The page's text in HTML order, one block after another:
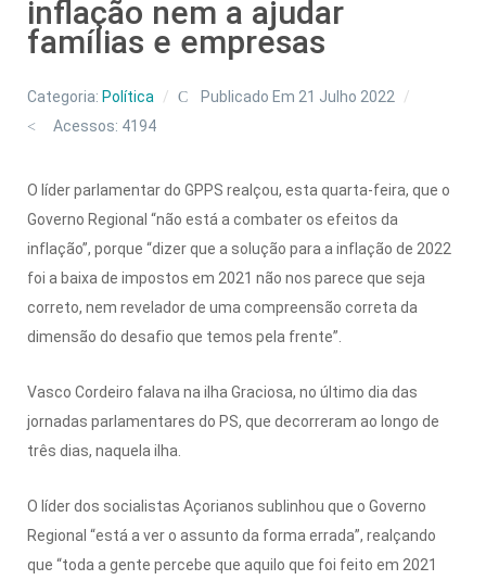
inflação nem a ajudar
famílias e empresas
Categoria: Política
Publicado Em 21 Julho 2022
Acessos: 4194
O líder parlamentar do GPPS realçou, esta quarta-feira, que o
Governo Regional “não está a combater os efeitos da
inflação”, porque “dizer que a solução para a inflação de 2022
foi a baixa de impostos em 2021 não nos parece que seja
correto, nem revelador de uma compreensão correta da
dimensão do desafio que temos pela frente”.
Vasco Cordeiro falava na ilha Graciosa, no último dia das
jornadas parlamentares do PS, que decorreram ao longo de
três dias, naquela ilha.
O líder dos socialistas Açorianos sublinhou que o Governo
Regional “está a ver o assunto da forma errada”, realçando
que “toda a gente percebe que aquilo que foi feito em 2021